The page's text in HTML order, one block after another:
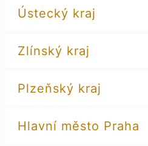
Ústecký kraj
Zlínský kraj
Plzeňský kraj
Hlavní město Praha